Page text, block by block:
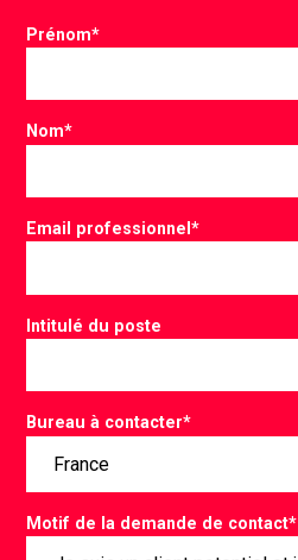
Prénom*
Nom*
Email professionnel*
Intitulé du poste
Bureau à contacter*
Motif de la demande de contact*